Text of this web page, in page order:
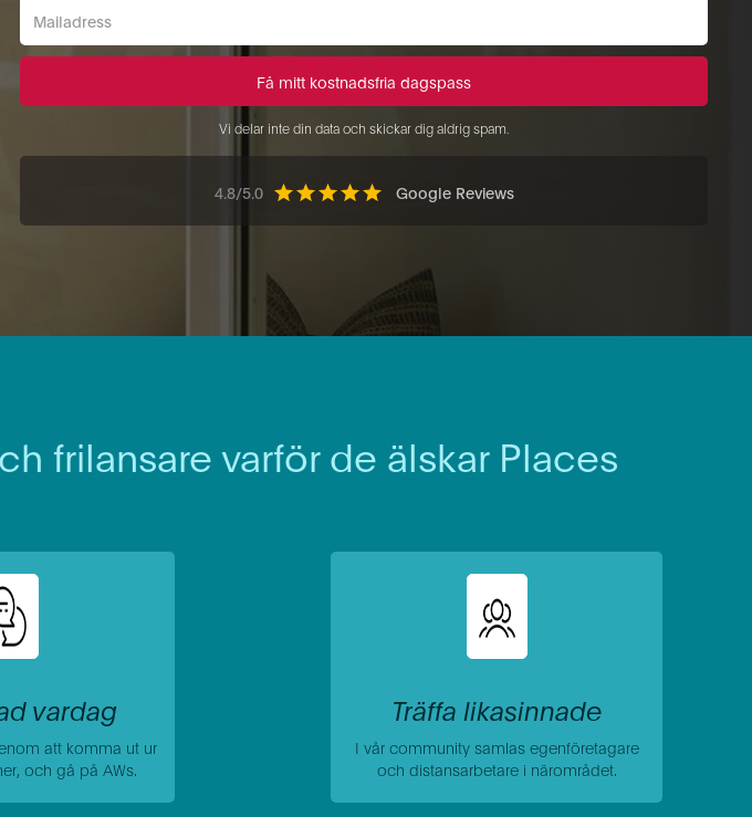
Vi delar inte din data och skickar dig aldrig spam.
4.8/5.0 Google Reviews
frilansare varför de älskar Places
vardag
att komma ut ur
och gå på AWs.
Träffa likasinnade
I vår community samlas egenföretagare
och distansarbetare i närområdet.